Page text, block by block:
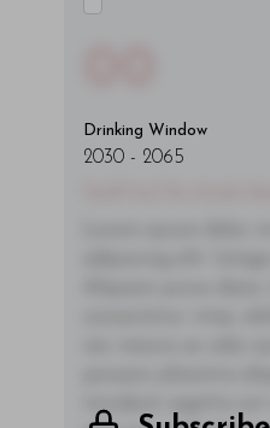
Drinking Window
2030- 2065